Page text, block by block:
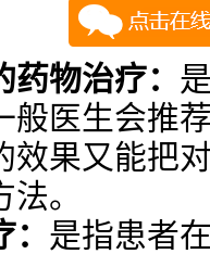
物治疗：
般医生会推
效果又能把
。
是指患者